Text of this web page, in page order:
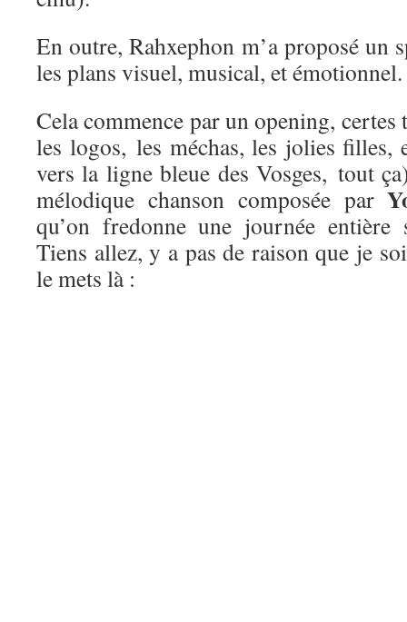
En outre, Rahxephon m’a proposé un
les plans visuel, musical, et émotionnel.
Cela commence par un opening, certes
les logos, les méchas, les jolies filles,
vers la ligne bleue des Vosges, tout
mélodique chanson composée par
qu’on fredonne une journée entière
Tiens allez, y a pas de raison que je
le mets là :